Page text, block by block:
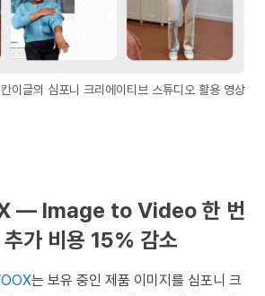
이글의 심포니 크리에이티브 스튜디오 활용 영상
— Image to Video 한 번
가 비용 15% 감소
는 보유 중인 제품 이미지를 심포니 크